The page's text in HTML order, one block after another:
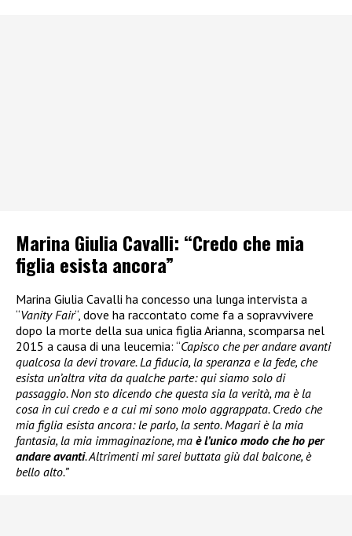
Marina Giulia Cavalli: “Credo che mia
figlia esista ancora”
Marina Giulia Cavalli ha concesso una lunga intervista a
“Vanity Fair“, dove ha raccontato come fa a sopravvivere
dopo la morte della sua unica figlia Arianna, scomparsa nel
2015 a causa di una leucemia: “Capisco che per andare avanti
qualcosa la devi trovare. La fiducia, la speranza e la fede, che
esista un’altra vita da qualche parte: qui siamo solo di
passaggio. Non sto dicendo che questa sia la verità, ma è la
cosa in cui credo e a cui mi sono molo aggrappata. Credo che
mia figlia esista ancora: le parlo, la sento. Magari è la mia
fantasia, la mia immaginazione, ma è l’unico modo che ho per
andare avanti. Altrimenti mi sarei buttata giù dal balcone, è
bello alto.”